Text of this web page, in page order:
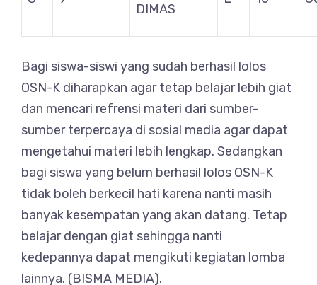
DIMAS
Bagi siswa-siswi yang sudah berhasil lolos
OSN-K diharapkan agar tetap belajar lebih giat
dan mencari refrensi materi dari sumber-
sumber terpercaya di sosial media agar dapat
mengetahui materi lebih lengkap. Sedangkan
bagi siswa yang belum berhasil lolos OSN-K
tidak boleh berkecil hati karena nanti masih
banyak kesempatan yang akan datang. Tetap
belajar dengan giat sehingga nanti
kedepannya dapat mengikuti kegiatan lomba
lainnya. (BISMA MEDIA).